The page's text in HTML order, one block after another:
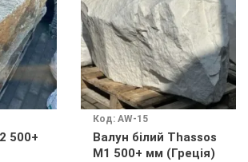
500+
Код: AW-15
Валун білий Thassos
М1 500+ мм (Греція)